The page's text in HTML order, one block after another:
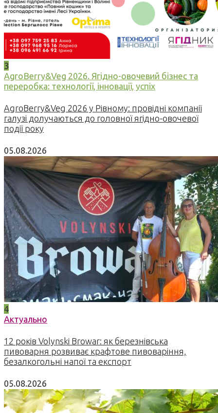
3
AgroBerry&Veg 2026. Ягідно-овочевий бізнес та
переробка: технології, інновації, успіх
AgroBerry&Veg 2026 у Рівному: провідні компанії
галузі долучаються до головної ягідно-овочевої
події року
05.08.2026
4
Актуально
12 років Volynski Browar: як березнівська
пивоварня розвиває крафтове пивоваріння,
безалкогольні напої та експорт
05.08.2026